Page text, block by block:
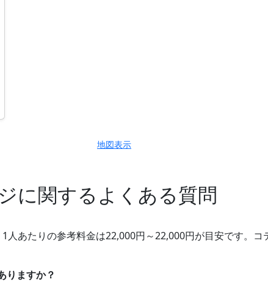
地図表示
に関するよくある質問
人あたりの参考料金は22,000円～22,000円が目安です。
りますか？